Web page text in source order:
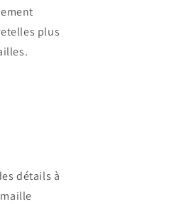
plus
détails à